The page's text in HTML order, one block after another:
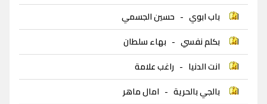
باب ابوي - حسين الجسمي
بكلم نفسي - بهاء سلطان
انت الدنيا - راغب علامة
بالجي بالحرية - امال ماهر